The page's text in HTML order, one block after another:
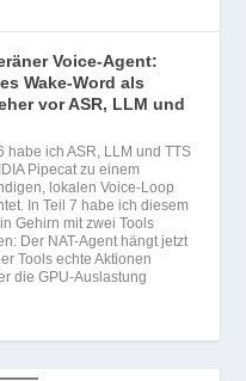
Voice-Agent:
Wake-Word als
vor ASR, LLM und
habe ich ASR, LLM und TTS
Pipecat zu einem
lokalen Voice-Loop
In Teil 7 habe ich diesem
Gehirn mit zwei Tools
Der NAT-Agent hängt jetzt
Tools echte Aktionen
die GPU-Auslastung